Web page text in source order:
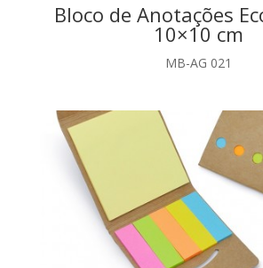
Bloco de Anotações
10×10 cm
MB-AG 021